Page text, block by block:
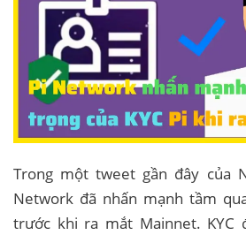
Trong một tweet gần đây của
Network đã nhấn mạnh tầm
trước khi ra mắt Mainnet. KYC